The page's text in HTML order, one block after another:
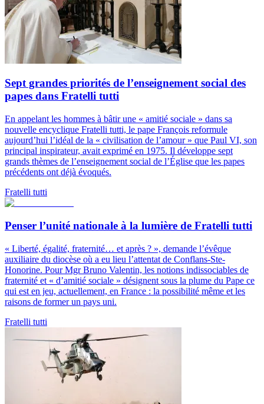
Sept grandes priorités de l’enseignement social des
papes dans Fratelli tutti
En appelant les hommes à bâtir une « amitié sociale » dans sa
nouvelle encyclique Fratelli tutti, le pape François reformule
aujourd’hui l’idéal de la « civilisation de l’amour » que Paul VI, son
principal inspirateur, avait exprimé en 1975. Il développe sept
grands thèmes de l’enseignement social de l’Église que les papes
précédents ont déjà évoqués.
Fratelli tutti
Penser l’unité nationale à la lumière de Fratelli tutti
« Liberté, égalité, fraternité… et après ? », demande l’évêque
auxiliaire du diocèse où a eu lieu l’attentat de Conflans-Ste-
Honorine. Pour Mgr Bruno Valentin, les notions indissociables de
fraternité et « d’amitié sociale » désignent sous la plume du Pape ce
qui est en jeu, actuellement, en France : la possibilité même et les
raisons de former un pays uni.
Fratelli tutti